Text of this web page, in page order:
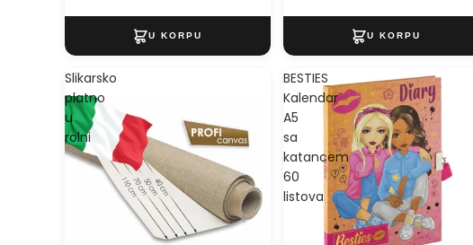
Slikarsko
platno
u
rolni
BESTIES
Kalendar
A5
sa
katancem
60
listova